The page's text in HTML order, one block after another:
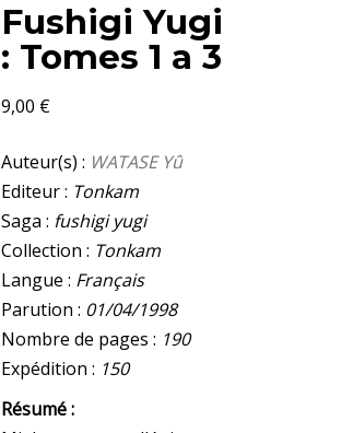
Fushigi Yugi
: Tomes 1 a 3
9,00 €
Auteur(s) : WATASE Yû
Editeur : Tonkam
Saga : fushigi yugi
Collection : Tonkam
Langue : Français
Parution : 01/04/1998
Nombre de pages : 190
Expédition : 150
Résumé :